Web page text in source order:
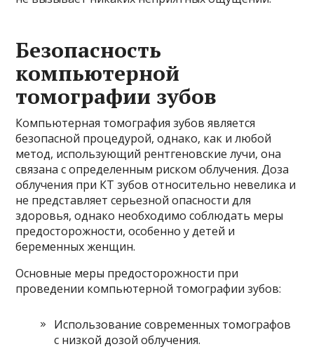
Безопасность
компьютерной
томографии зубов
Компьютерная томография зубов является
безопасной процедурой, однако, как и любой
метод, использующий рентгеновские лучи, она
связана с определенным риском облучения. Доза
облучения при КТ зубов относительно невелика и
не представляет серьезной опасности для
здоровья, однако необходимо соблюдать меры
предосторожности, особенно у детей и
беременных женщин.
Основные меры предосторожности при
проведении компьютерной томографии зубов:
Использование современных томографов
с низкой дозой облучения.